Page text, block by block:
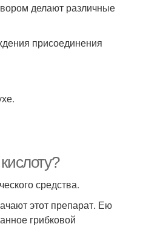
делают различные
присоединения
средства.
этот препарат. Ею
грибковой